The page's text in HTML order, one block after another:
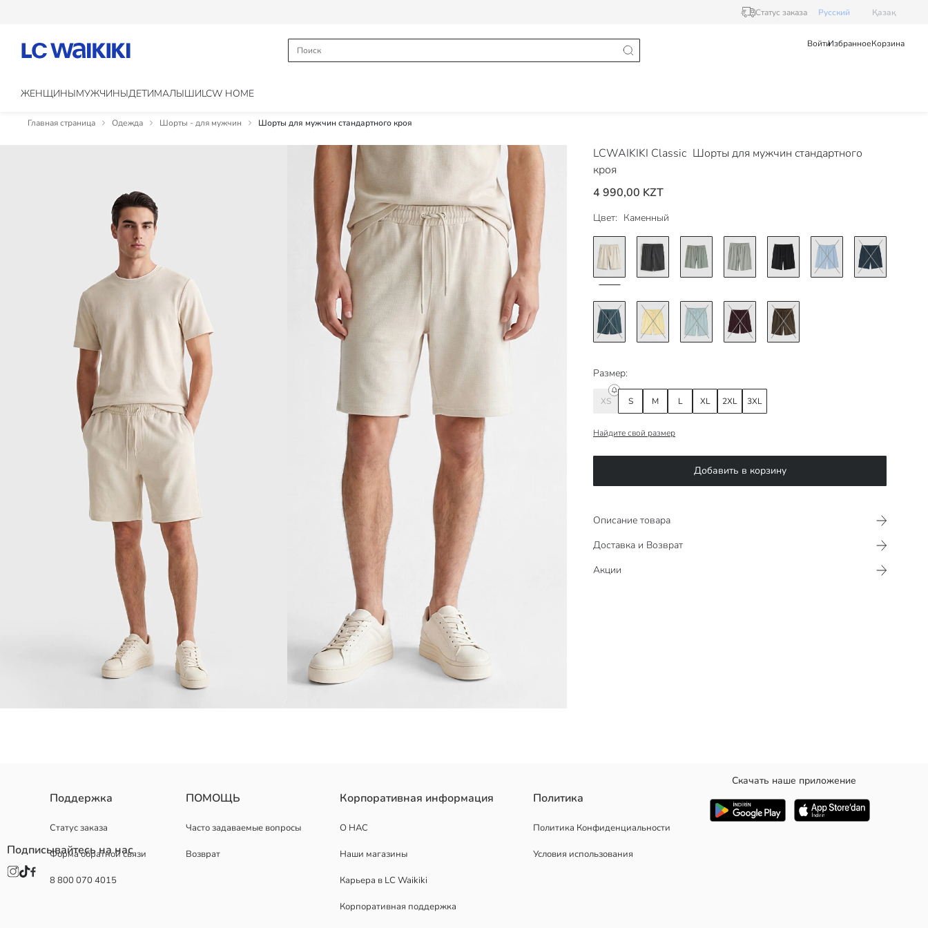
Статус заказа Pусский Қазақ
ВойтиИзбранноеКорзина
ЖЕНЩИНЫМУЖЧИНЫДЕТИМАЛЫШИLCW HOME
Главная страница Одежда Шорты - для мужчин Шорты для мужчин стандартного кроя
LCWAIKIKI Classic Шорты для мужчин стандартного
кроя
4 990,00 KZT
Цвет: Каменный
Размер:
XS S M L XL 2XL 3XL
Найдите свой размер
Добавить в корзину
Описание товара
Доставка и Возврат
Акции
Основная Ткань:
Страна происхождения:
Продавец:
Поддержка
Статус заказа
Форма обратной связи
8 800 070 4015
ПОМОЩЬ
Часто задаваемые вопросы
Возврат
Корпоративная информация
О НАС
Наши магазины
Карьера в LC Waikiki
Корпоративная поддержка
Политика
Политика Конфиденциальности
Условия использования
Скачать наше приложение
Подписывайтесь на нас